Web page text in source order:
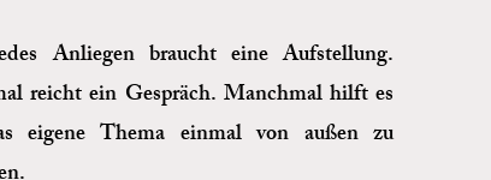
Anliegen braucht eine Aufstellung.
reicht ein Gespräch. Manchmal hilft es
eigene Thema einmal von außen zu